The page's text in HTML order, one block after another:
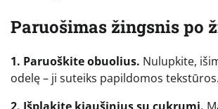
Paruošimas žingsnis po
1. Paruoškite obuolius. Nulupkite,
odelę – ji suteiks papildomos tekstūros.